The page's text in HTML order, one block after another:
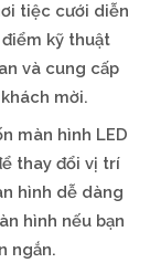
tiệc cưới diễn
kỹ thuật
và cung cấp
mời.
màn hình LED
thay đổi vị trí
hình dễ dàng
hình nếu bạn
ngắn.